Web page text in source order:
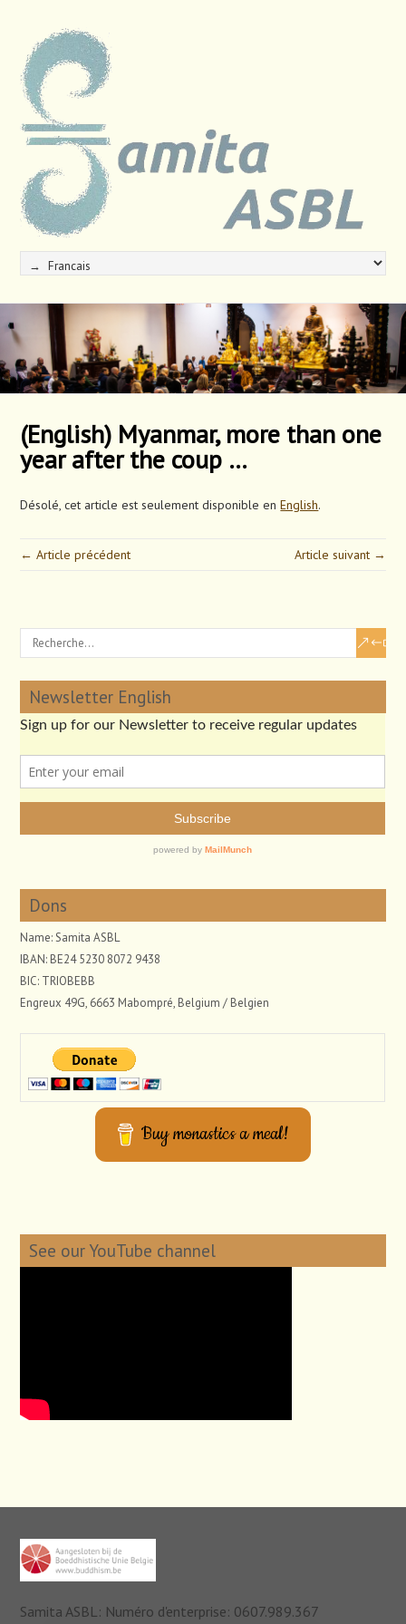
(English) Myanmar, more than one
year after the coup …
Désolé, cet article est seulement disponible enEnglish.
← Article précédent Article suivant →
Newsletter English
Dons
Name: Samita ASBL
IBAN: BE24 5230 8072 9438
BIC: TRIOBEBB
Engreux 49G, 6663 Mabompré, Belgium / Belgien
Buy monastics a meal!
See our YouTube channel
Samita ASBL: Numéro d'enterprise: 0607.989.367